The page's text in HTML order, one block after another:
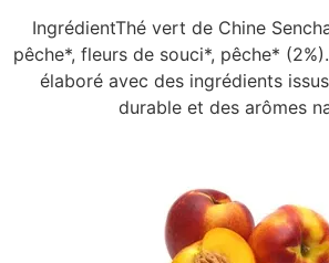
IngrédientThé vert de Chine
pêche*, fleurs de souci*, pêche*
élaboré avec des ingrédients
durable et des arômes